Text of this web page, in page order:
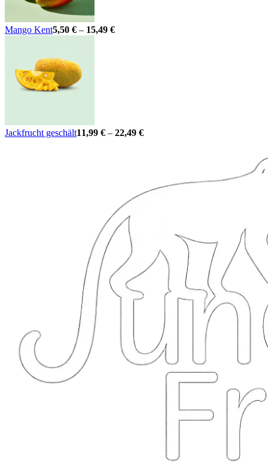
Mango Kent5,50 € – 15,49 €
Jackfrucht geschält11,99 € – 22,49 €